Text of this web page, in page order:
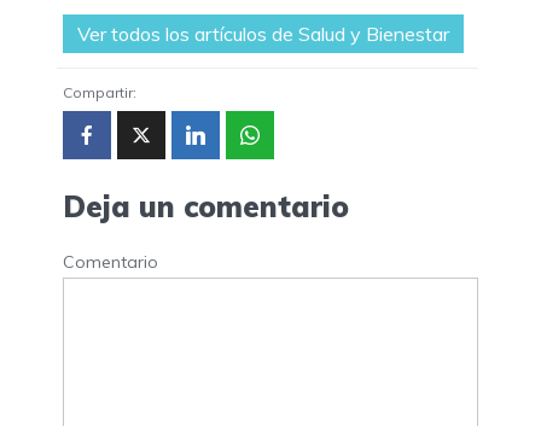
Ver todos los artículos de Salud y Bienestar
Compartir:
Deja un comentario
Comentario